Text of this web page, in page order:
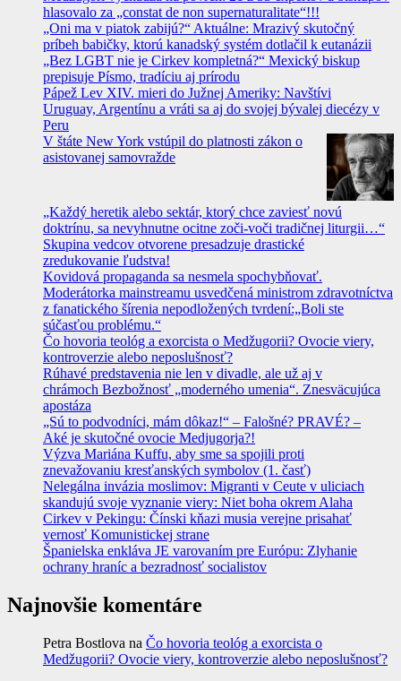
hlasovalo za „constat de non supernaturalitate“!!!
„Oni ma v piatok zabijú?“ Aktuálne: Mrazivý skutočný
príbeh babičky, ktorú kanadský systém dotlačil k eutanázii
„Bez LGBT nie je Cirkev kompletná?“ Mexický biskup
prepisuje Písmo, tradíciu aj prírodu
Pápež Lev XIV. mieri do Južnej Ameriky: Navštívi
Uruguay, Argentínu a vráti sa aj do svojej bývalej diecézy v
Peru
V štáte New York vstúpil do platnosti zákon o
asistovanej samovražde
„Každý heretik alebo sektár, ktorý chce zaviesť novú
doktrínu, sa nevyhnutne ocitne zoči-voči tradičnej liturgii…“
Skupina vedcov otvorene presadzuje drastické
zredukovanie ľudstva!
Kovidová propaganda sa nesmela spochybňovať.
Moderátorka mainstreamu usvedčená ministrom zdravotníctva
z fanatického šírenia nepodložených tvrdení:„Boli ste
súčasťou problému.“
Čo hovoria teológ a exorcista o Medžugorii? Ovocie viery,
kontroverzie alebo neposlušnosť?
Rúhavé predstavenia nie len v divadle, ale už aj v
chrámoch Bezbožnosť „moderného umenia“. Znesväcujúca
apostáza
„Sú to podvodníci, mám dôkaz!“ – Falošné? PRAVÉ? –
Aké je skutočné ovocie Medjugorja?!
Výzva Mariána Kuffu, aby sme sa spojili proti
znevažovaniu kresťanských symbolov (1. časť)
Nelegálna invázia moslimov: Migranti v Ceute v uliciach
skandujú svoje vyznanie viery: Niet boha okrem Alaha
Cirkev v Pekingu: Čínski kňazi musia verejne prisahať
vernosť Komunistickej strane
Španielska enkláva JE varovaním pre Európu: Zlyhanie
ochrany hraníc a bezradnosť socialistov
Najnovšie komentáre
Petra Bostlova na Čo hovoria teológ a exorcista o
Medžugorii? Ovocie viery, kontroverzie alebo neposlušnosť?